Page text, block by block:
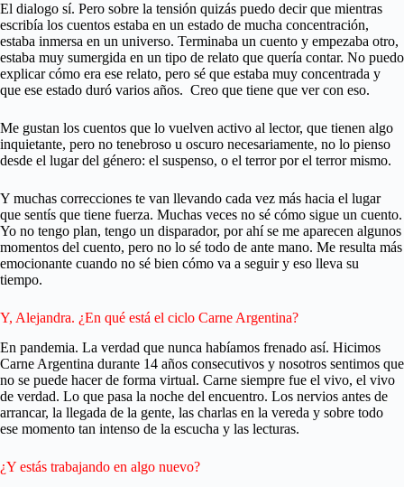
El dialogo sí. Pero sobre la tensión quizás puedo decir que mientras
escribía los cuentos estaba en un estado de mucha concentración,
estaba inmersa en un universo. Terminaba un cuento y empezaba otro,
estaba muy sumergida en un tipo de relato que quería contar. No puedo
explicar cómo era ese relato, pero sé que estaba muy concentrada y
que ese estado duró varios años. Creo que tiene que ver con eso.
Me gustan los cuentos que lo vuelven activo al lector, que tienen algo
inquietante, pero no tenebroso u oscuro necesariamente, no lo pienso
desde el lugar del género: el suspenso, o el terror por el terror mismo.
Y muchas correcciones te van llevando cada vez más hacia el lugar
que sentís que tiene fuerza. Muchas veces no sé cómo sigue un cuento.
Yo no tengo plan, tengo un disparador, por ahí se me aparecen algunos
momentos del cuento, pero no lo sé todo de ante mano. Me resulta más
emocionante cuando no sé bien cómo va a seguir y eso lleva su
tiempo.
Y, Alejandra. ¿En qué está el ciclo Carne Argentina?
En pandemia. La verdad que nunca habíamos frenado así. Hicimos
Carne Argentina durante 14 años consecutivos y nosotros sentimos que
no se puede hacer de forma virtual. Carne siempre fue el vivo, el vivo
de verdad. Lo que pasa la noche del encuentro. Los nervios antes de
arrancar, la llegada de la gente, las charlas en la vereda y sobre todo
ese momento tan intenso de la escucha y las lecturas.
¿Y estás trabajando en algo nuevo?